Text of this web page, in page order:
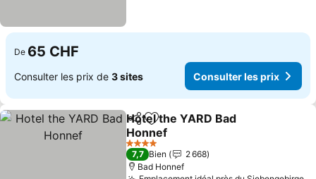
De 65 CHF
Consulter les prix de 3 sites Consulter les prix
PartagerAjouter à mes favoris
Hotel the YARD Bad
Honnef
Consulter les prix
4 Étoiles
7,7 Bien
2 668
Bad Honnef